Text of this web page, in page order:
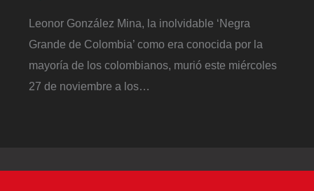
Leonor González Mina, la inolvidable ‘Negra
Grande de Colombia’ como era conocida por la
mayoría de los colombianos, murió este miércoles
27 de noviembre a los…